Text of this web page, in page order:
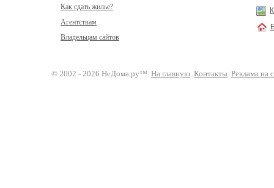
Как сдать жилье?
Агентствам
Владельцам сайтов
© 2002 - 2026 НеДома.ру™ На главную Контакты Реклама на